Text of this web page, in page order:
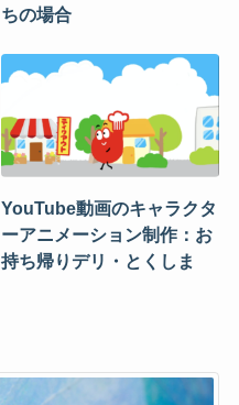
ちの場合
YouTube動画のキャラクタ
ーアニメーション制作：お
持ち帰りデリ・とくしま